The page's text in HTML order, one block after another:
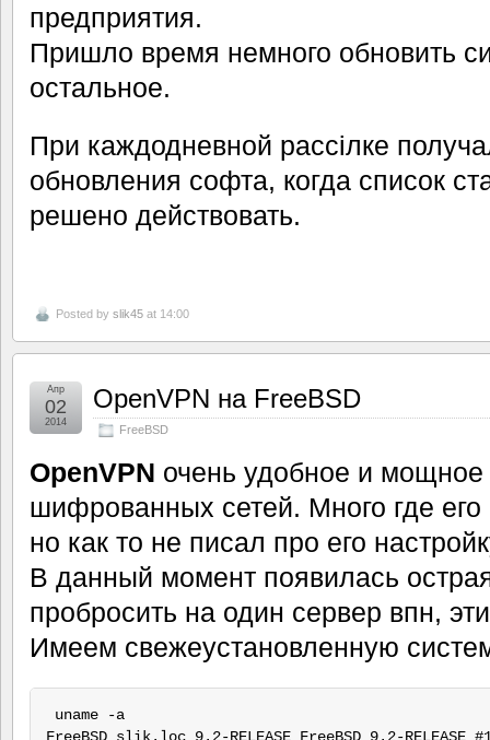
предприятия.
Пришло время немного обновить
остальное.
При каждодневной рассілке
обновления софта, когда список
решено действовать.
Posted by slik45 at 14:00
OpenVPN на FreeBSD
FreeBSD
Апр
02
2014
OpenVPN очень удобное и
шифрованных сетей. Много где
но как то не писал про его
В данный момент появилась
пробросить на один сервер впн,
Имеем свежеустановленную
uname -a